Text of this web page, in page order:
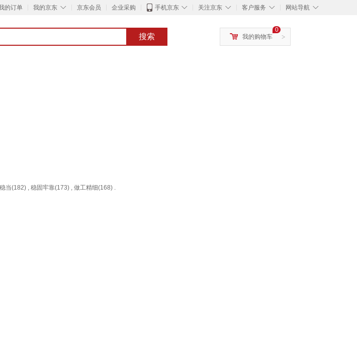
的订单 ◇
我的京东 京东会员 企业采购 ◇
手机京东 ◇
关注京东 ◇
客户服务 ◇
网站导航
搜索 >
0
我的购物车
当(182) , 稳固牢靠(173) , 做工精细(168) .